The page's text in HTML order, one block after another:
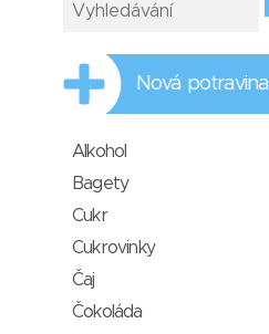
Nová potravina
Alkohol
Bagety
Cukr
Cukrovinky
Čaj
Čokoláda